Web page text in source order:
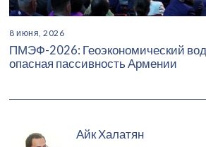
8 июня, 2026
ПМЭФ-2026: Геоэкономический
опасная пассивность Армении
Айк Халатян